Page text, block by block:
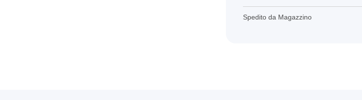
Spedito da Magazzino